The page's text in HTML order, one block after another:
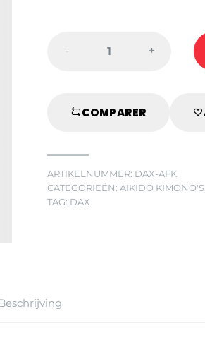
JUDOGI
WIT
- +
COMPARER
ARTIKELNUMMER: DAX-AFK
CATEGORIEËN:AIKIDO KIMONO'S
TAG: DAX